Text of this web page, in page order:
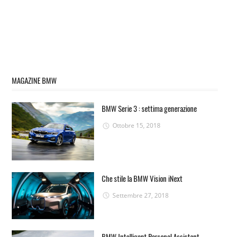
MAGAZINE BMW
BMW Serie 3 : settima generazione
Ottobre 15, 2018
Che stile la BMW Vision iNext
Settembre 27, 2018